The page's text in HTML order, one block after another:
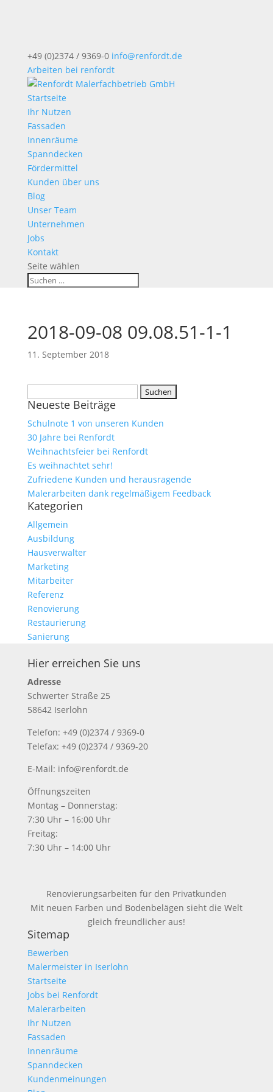
+49 (0)2374 / 9369-0 info@renfordt.de
Arbeiten bei renfordt
Startseite
Ihr Nutzen
Fassaden
Innenräume
Spanndecken
Fördermittel
Kunden über uns
Blog
Unser Team
Unternehmen
Jobs
Kontakt
Seite wählen
2018-09-08 09.08.51-1-1
11. September 2018
nach:
Neueste Beiträge
Schulnote 1 von unseren Kunden
30 Jahre bei Renfordt
Weihnachtsfeier bei Renfordt
Es weihnachtet sehr!
Zufriedene Kunden und herausragende
Malerarbeiten dank regelmäßigem Feedback
Kategorien
Allgemein
Ausbildung
Hausverwalter
Marketing
Mitarbeiter
Referenz
Renovierung
Restaurierung
Sanierung
Hier erreichen Sie uns
Adresse
Schwerter Straße 25
58642 Iserlohn
Telefon: +49 (0)2374 / 9369-0
Telefax: +49 (0)2374 / 9369-20
E-Mail: info@renfordt.de
Öffnungszeiten
Montag – Donnerstag:
7:30 Uhr – 16:00 Uhr
Freitag:
7:30 Uhr – 14:00 Uhr
Renovierungsarbeiten für den Privatkunden
Mit neuen Farben und Bodenbelägen sieht die Welt
gleich freundlicher aus!
Sitemap
Bewerben
Malermeister in Iserlohn
Startseite
Jobs bei Renfordt
Malerarbeiten
Ihr Nutzen
Fassaden
Innenräume
Spanndecken
Kundenmeinungen